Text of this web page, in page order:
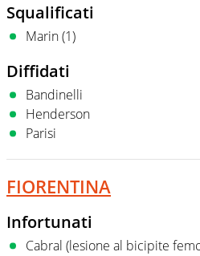
Squalificati
Marin (1)
Diffidati
Bandinelli
Henderson
Parisi
FIORENTINA
Infortunati
Cabral (lesione al bicipite